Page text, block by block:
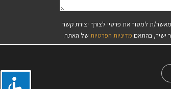
ת למסור את פרטיי לצורך יצירת קשר
ישיר, בהתאם מדיניות הפרטיות של האתר.
לי שאוכל לבטל את הרישום בכל עת.